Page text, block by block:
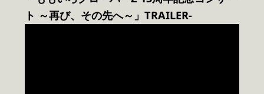
ト ～再び、その先へ～」TRAILER-